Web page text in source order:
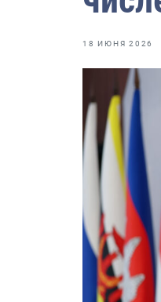
Рыбоохрана России
Большая африканская
Укрепление духовно-
События в России и мире
18 ИЮНЯ 2026